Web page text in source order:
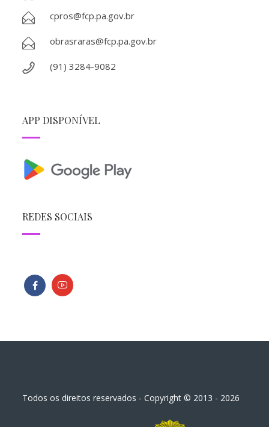
cpros@fcp.pa.gov.br
obrasraras@fcp.pa.gov.br
(91) 3284-9082
APP DISPONÍVEL
REDES SOCIAIS
Todos os direitos reservados - Copyright © 2013 - 2026